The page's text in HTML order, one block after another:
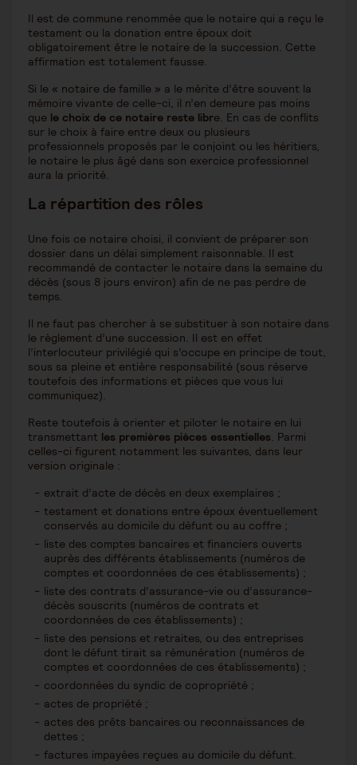
Il est de commune renommée que le notaire qui a reçu le
testament ou la donation entre époux doit
obligatoirement être le notaire de la succession. Cette
affirmation est totalement fausse.
Si le « notaire de famille » a le mérite d’être souvent la
mémoire vivante de celle-ci, il n’en demeure pas moins
que le choix de ce notaire reste libre. En cas de conflits
sur le choix à faire entre deux ou plusieurs
professionnels proposés par le conjoint ou les héritiers,
le notaire le plus âgé dans son exercice professionnel
aura la priorité.
La répartition des rôles
Une fois ce notaire choisi, il convient de préparer son
dossier dans un délai simplement raisonnable. Il est
recommandé de contacter le notaire dans la semaine du
décès (sous 8 jours environ) afin de ne pas perdre de
temps.
Il ne faut pas chercher à se substituer à son notaire dans
le règlement d’une succession. Il est en effet
l’interlocuteur privilégié qui s’occupe en principe de tout,
sous sa pleine et entière responsabilité (sous réserve
toutefois des informations et pièces que vous lui
communiquez).
Reste toutefois à orienter et piloter le notaire en lui
transmettant les premières pièces essentielles. Parmi
celles-ci figurent notamment les suivantes, dans leur
version originale :
extrait d’acte de décès en deux exemplaires ;
testament et donations entre époux éventuellement
conservés au domicile du défunt ou au coffre ;
liste des comptes bancaires et financiers ouverts
auprès des différents établissements (numéros de
comptes et coordonnées de ces établissements) ;
liste des contrats d’assurance-vie ou d’assurance-
décès souscrits (numéros de contrats et
coordonnées de ces établissements) ;
liste des pensions et retraites, ou des entreprises
dont le défunt tirait sa rémunération (numéros de
comptes et coordonnées de ces établissements) ;
coordonnées du syndic de copropriété ;
actes de propriété ;
actes des prêts bancaires ou reconnaissances de
dettes ;
factures impayées reçues au domicile du défunt.